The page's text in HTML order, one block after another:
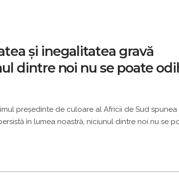
și inegalitatea gravă
dintre noi nu se poate
preşedinte de culoare al Africii de Sud spunea
în lumea noastră, niciunul dintre noi nu se